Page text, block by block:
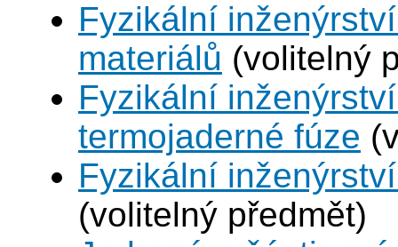
Fyzikální
materiálů (volitelný
Fyzikální
termojaderné fúze
Fyzikální
(volitelný předmět)